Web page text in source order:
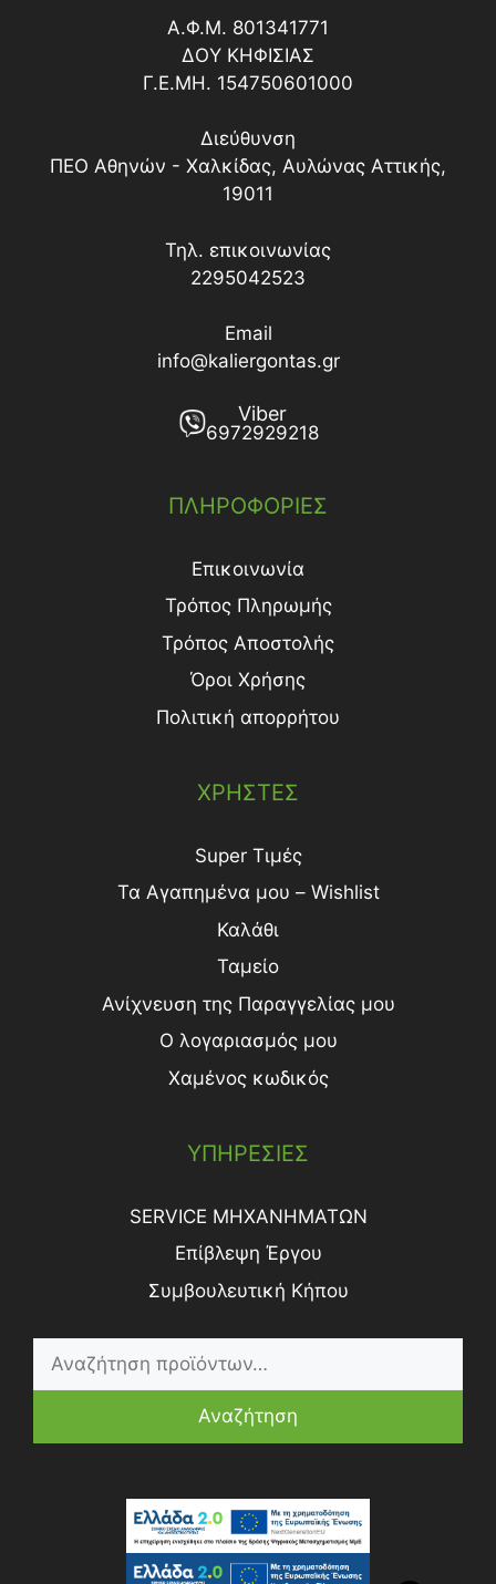
Α.Φ.Μ. 801341771
ΔΟY ΚΗΦΙΣΙΑΣ
Γ.Ε.ΜΗ. 154750601000
Διεύθυνση
ΠΕΟ Αθηνών - Χαλκίδας, Αυλώνας Αττικής,
19011
Τηλ. επικοινωνίας
2295042523
Email
info@kaliergontas.gr
Viber
6972929218
ΠΛΗΡΟΦΟΡΙΕΣ
Επικοινωνία
Τρόπος Πληρωμής
Τρόπος Aποστολής
Όροι Χρήσης
Πολιτική απορρήτου
ΧΡΗΣΤΕΣ
Super Τιμές
Τα Αγαπημένα μου – Wishlist
Καλάθι
Ταμείο
Ανίχνευση της Παραγγελίας μου
Ο λογαριασμός μου
Χαμένος κωδικός
ΥΠΗΡΕΣΙΕΣ
SERVICE ΜΗΧΑΝΗΜΑΤΩΝ
Επίβλεψη Έργου
Συμβουλευτική Κήπου
Αναζήτηση